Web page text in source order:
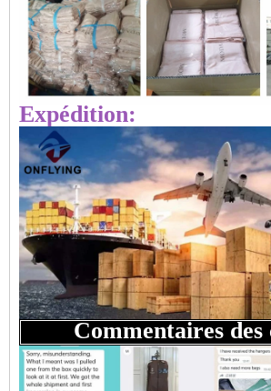
Expédition:
Commentaires des